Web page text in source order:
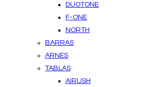
DUOTONE
F-ONE
NORTH
BARRAS
ARNES
TABLAS
AIRUSH